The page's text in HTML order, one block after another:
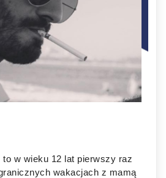
w wieku 12 lat pierwszy raz
wakacjach z mamą